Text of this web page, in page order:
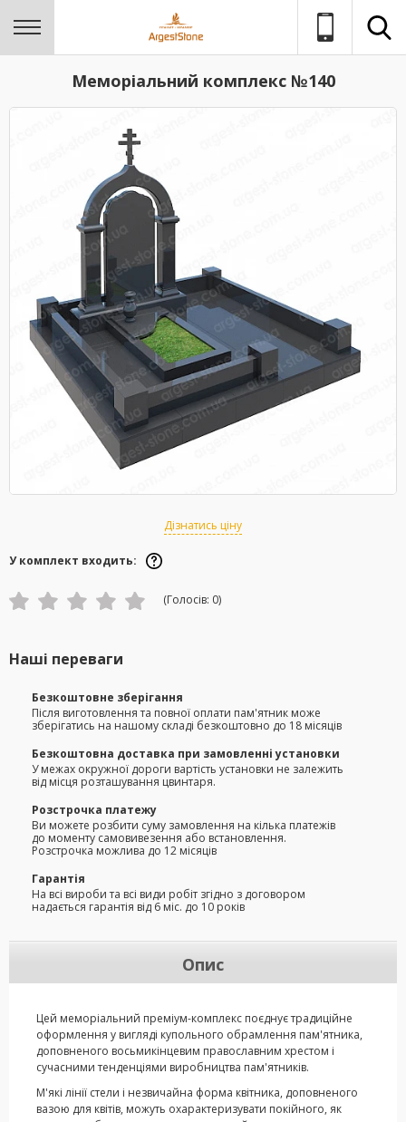
Меморіальний комплекс №140
Дізнатись ціну
У комплект входить:
(Голосів: 0)
Наші переваги
Безкоштовне зберігання
Після виготовлення та повної оплати пам'ятник може
зберігатись на нашому складі безкоштовно до 18 місяців
Безкоштовна доставка при замовленні установки
У межах окружної дороги вартість установки не залежить
від місця розташування цвинтаря.
Розстрочка платежу
Ви можете розбити суму замовлення на кілька платежів
до моменту самовивезення або встановлення.
Розстрочка можлива до 12 місяців
Гарантія
На всі вироби та всі види робіт згідно з договором
надається гарантія від 6 міс. до 10 років
Опис
Цей меморіальний преміум-комплекс поєднує традиційне
оформлення у вигляді купольного обрамлення пам'ятника,
доповненого восьмикінцевим православним хрестом і
сучасними тенденціями виробництва пам'ятників.
М'які лінії стели і незвичайна форма квітника, доповненого
вазою для квітів, можуть охарактеризувати покійного, як